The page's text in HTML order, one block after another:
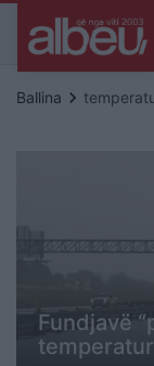
Ballina keyboard_arrow_right
Fundjavë